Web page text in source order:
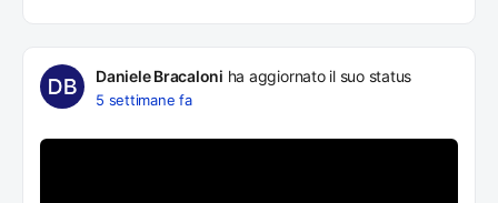
Daniele Bracaloni ha aggiornato il suo status
5 settimane fa